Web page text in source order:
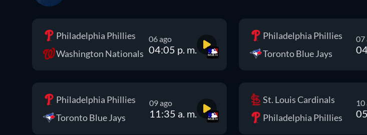
Philadelphia Phillies
Washington Nationals
06 ago
04:05 p. m.
Philadelphia Phillies
Toronto Blue Jays
07
Philadelphia Phillies
Toronto Blue Jays
09 ago
11:35 a. m.
St. Louis Cardinals
Philadelphia Phillies
10